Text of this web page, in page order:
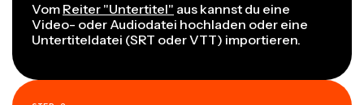
Vom Reiter "Untertitel" aus kannst du eine
Video- oder Audiodatei hochladen oder eine
Untertiteldatei (SRT oder VTT) importieren.